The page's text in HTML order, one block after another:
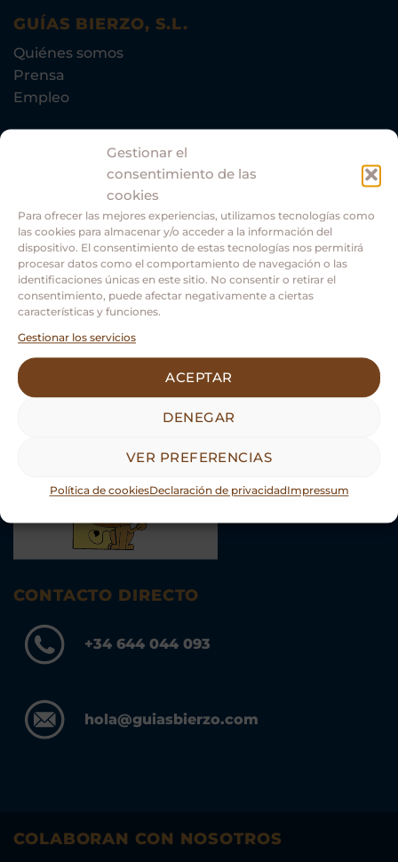
Gestionar el
consentimiento de las
cookies
Para ofrecer las mejores experiencias, utilizamos tecnologías como
las cookies para almacenar y/o acceder a la información del
dispositivo. El consentimiento de estas tecnologías nos permitirá
procesar datos como el comportamiento de navegación o las
identificaciones únicas en este sitio. No consentir o retirar el
consentimiento, puede afectar negativamente a ciertas
características y funciones.
Gestionar los servicios
ACEPTAR
DENEGAR
VER PREFERENCIAS
Política de cookiesDeclaración de privacidadImpressum
GUÍAS BIERZO, S.L.
Quiénes somos
Prensa
Empleo
CALIDAD Y COMPROMISO
Comprometidos con el medio ambiente.
CONTACTO DIRECTO
+34 644 044 093
hola@guiasbierzo.com
COLABORAN CON NOSOTROS